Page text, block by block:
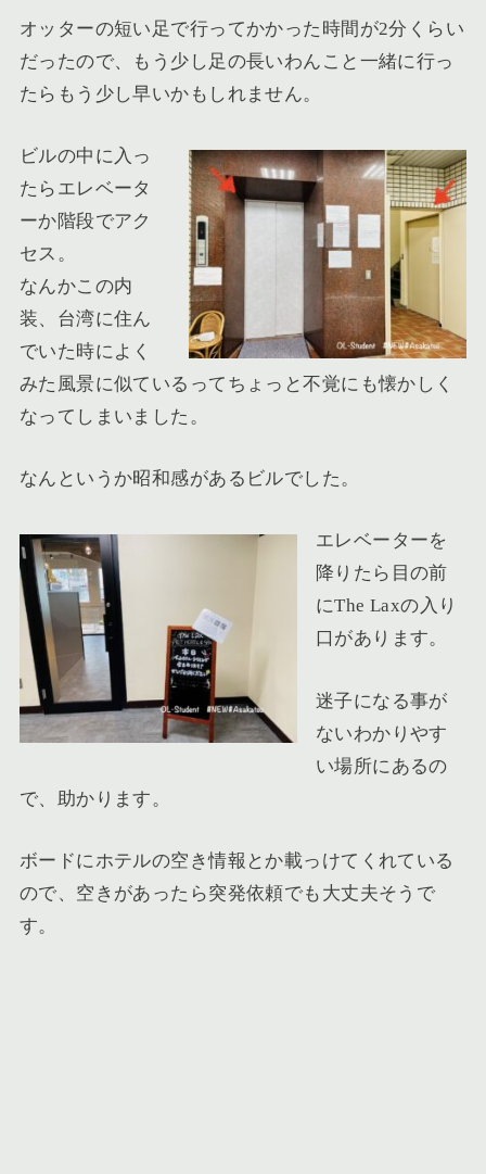
オッターの短い足で行ってかかった時間が2分くらい
だったので、もう少し足の長いわんこと一緒に行っ
たらもう少し早いかもしれません。
ビルの中に入っ
たらエレベータ
ーか階段でアク
セス。
なんかこの内
装、台湾に住ん
でいた時によく
みた風景に似ているってちょっと不覚にも懐かしく
なってしまいました。
なんというか昭和感があるビルでした。
エレベーターを
降りたら目の前
にThe Laxの入り
口があります。
迷子になる事が
ないわかりやす
い場所にあるの
で、助かります。
ボードにホテルの空き情報とか載っけてくれている
ので、空きがあったら突発依頼でも大丈夫そうで
す。